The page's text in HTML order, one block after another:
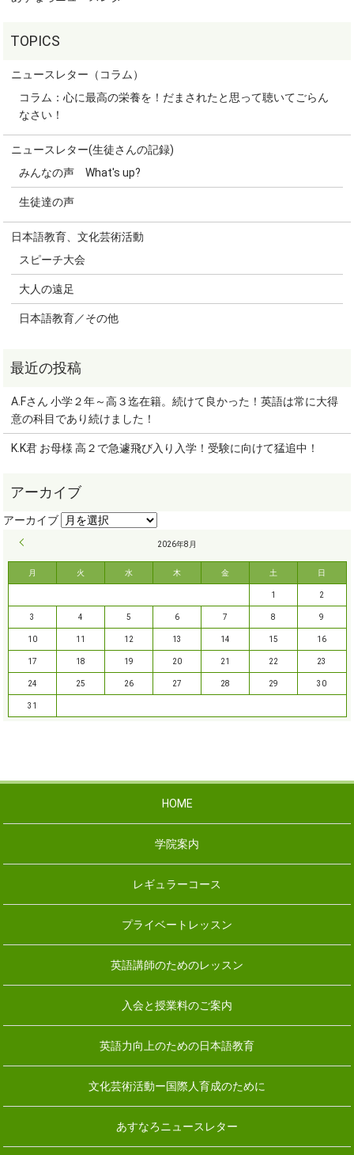
ニュースレター（コラム）
コラム：心に最高の栄養を！だまされたと思って聴いてごらん
なさい！
ニュースレター(生徒さんの記録)
みんなの声 What's up?
生徒達の声
日本語教育、文化芸術活動
スピーチ大会
大人の遠足
日本語教育／その他
A.Fさん 小学２年～高３迄在籍。続けて良かった！英語は常に大得
意の科目であり続けました！
K.K君 お母様 高２で急遽飛び入り入学！受験に向けて猛追中！
2026年8月
月 火 水 木 金 土 日
1 2
3 4 5 6 7 8 9
10 11 12 13 14 15 16
17 18 19 20 21 22 23
24 25 26 27 28 29 30
31
HOME
学院案内
レギュラーコース
プライベートレッスン
英語講師のためのレッスン
入会と授業料のご案内
英語力向上のための日本語教育
文化芸術活動ー国際人育成のために
あすなろニュースレター